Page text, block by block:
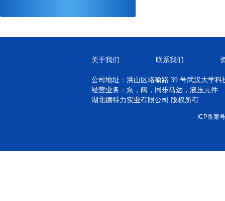
关于我们 联系我们
公司地址：洪山区珞喻路 39 号武汉大学科
经营业务：泵，阀，同步马达，液压元件
湖北德特力实业有限公司 版权所有
ICP备案